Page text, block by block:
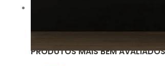
PRODUTOS MAIS BEM AVALIADOS